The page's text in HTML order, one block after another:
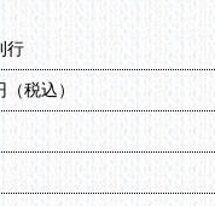
行
税込）